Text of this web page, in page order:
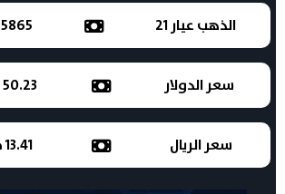
الذهب عيار 21 5865 جنيه مصري
سعر الدولار 50.23 جنيه مصري
سعر الريال 13.41 جنيه مصري